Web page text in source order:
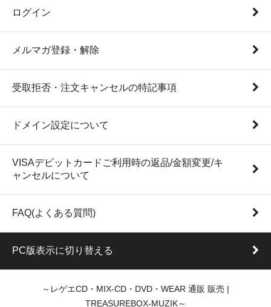
ログイン
メルマガ登録・解除
受取拒否・注文キャンセルの特記事項
ドメイン設定について
VISAデビットカードご利用時の返品/金額変更/キ
ャンセルについて
FAQ(よくある質問)
PC版表示に切り替える
～レゲエCD・MIX-CD・DVD・WEAR 通販 販売 |
TREASUREBOX-MUZIK～